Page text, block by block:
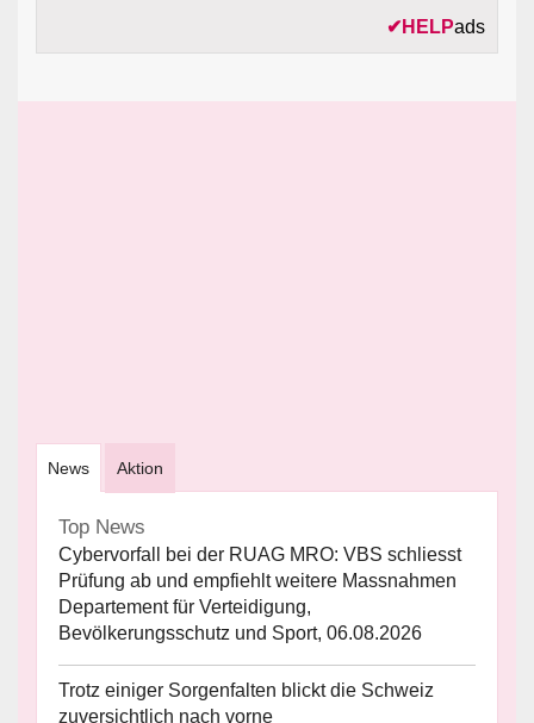
✔ HELPads
News Aktion
Top News
Cybervorfall bei der RUAG MRO: VBS schliesst
Prüfung ab und empfiehlt weitere Massnahmen
Departement für Verteidigung,
Bevölkerungsschutz und Sport, 06.08.2026
Trotz einiger Sorgenfalten blickt die Schweiz
zuversichtlich nach vorne